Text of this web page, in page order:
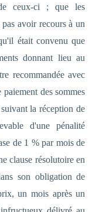
ceux-ci ; que les
avoir recours à un
était convenu que
donnant lieu au
recommandée avec
des sommes
la réception de
d'une pénalité
de 1 % par mois de
clause résolutoire en
son obligation de
un mois après un